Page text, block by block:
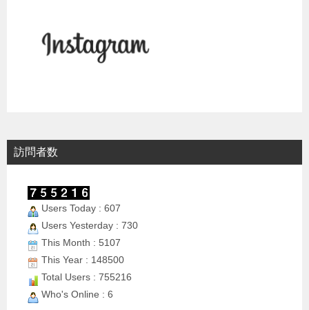
訪問者数
Users Today : 607
Users Yesterday : 730
This Month : 5107
This Year : 148500
Total Users : 755216
Who's Online : 6